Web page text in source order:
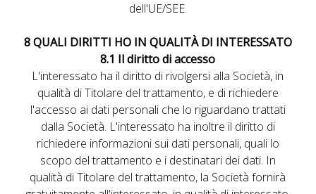
dell'UE/SEE.
8 QUALI DIRITTI HO IN QUALITÀ DI INTERESSATO
8.1 Il diritto di accesso
L'interessato ha il diritto di rivolgersi alla Società, in
qualità di Titolare del trattamento, e di richiedere
l'accesso ai dati personali che lo riguardano trattati
dalla Società. L'interessato ha inoltre il diritto di
richiedere informazioni sui dati personali, quali lo
scopo del trattamento e i destinatari dei dati. In
qualità di Titolare del trattamento, la Società fornirà